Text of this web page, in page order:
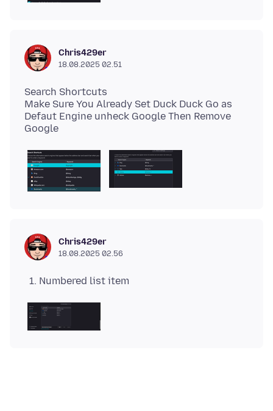
Chris429er
18.08.2025 02.51
Search Shortcuts
Make Sure You Already Set Duck Duck Go as
Defaut Engine unheck Google Then Remove
Chris429er
18.08.2025 02.56
Numbered list item